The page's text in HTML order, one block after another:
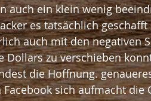
auch ein klein wenig
es tatsächlich
auch mit den negativen
Dollars zu verschieben
die Hoffnung.
Facebook sich aufmacht die